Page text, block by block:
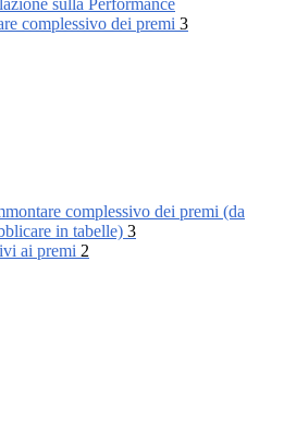
sulla Performance
complessivo dei premi 3
complessivo dei premi (da
in tabelle) 3
ai premi 2